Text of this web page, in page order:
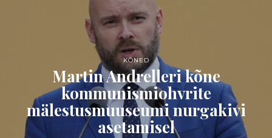
KÕNED
Martin Andrelleri kõne
kommunismiohvrite
mälestusmuuseumi nurgakivi
asetamisel